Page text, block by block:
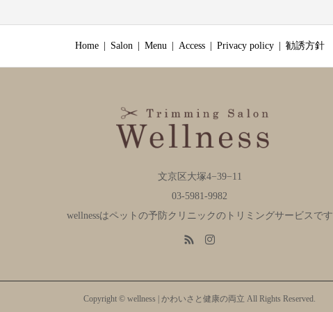
Home Salon Menu Access Privacy policy 勧誘方針
文京区大塚4−39−11
03-5981-9982
wellnessはペットの予防クリニックのトリミングサービスです
Copyright © wellness | かわいさと健康の両立 All Rights Reserved.